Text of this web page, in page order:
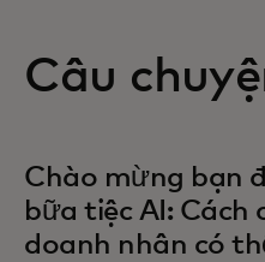
Câu
Chào mừng bạn
bữa tiệc AI: Cách
doanh nhân có